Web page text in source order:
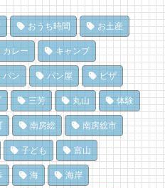
でも、海辺を楽しく散策でき
ポート
べたゆかり
、エコヴィレッジUMIKAZE
わみなこ
ーノピザ「Goccia(ゴッチ
エも揃う、鮮度抜群の南房総
ー【安房國テレビ】
べたゆかり
でも、海辺を楽しく散策でき
ポート
べたゆかり
こだわりのかき氷を風菓堂で
フジイ ミツコ
来。クジラに会いに和田町に
らう！天然ところてん専門店
屋 青木」
by原みりか
ぐり【3】石窯パン工房そろ
前編パン
by choco-love
ぐり【１】
川市）
bychoco-love
おうち時間 お土産
カレー キャンプ
パン パン屋 ピザ
三芳 丸山 体験
南房総 南房総市
子ども 富山
海 海岸